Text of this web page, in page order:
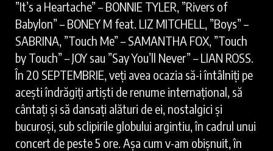
”It’s a Heartache” – BONNIE TYLER, ”Rivers of
Babylon” – BONEY M feat. LIZ MITCHELL, ”Boys” –
SABRINA, ”Touch Me” – SAMANTHA FOX, ”Touch
by Touch” – JOY sau ”Say You’ll Never” – LIAN ROSS.
În 20 SEPTEMBRIE, veți avea ocazia să-i întâlniți pe
acești îndrăgiți artiști de renume internațional, să
cântați și să dansați alături de ei, nostalgici și
bucuroși, sub sclipirile globului argintiu, în cadrul unui
concert de peste 5 ore. Așa cum v-am obișnuit, în